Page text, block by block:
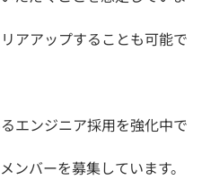
アアップすることも可能で
エンジニア採用を強化中で
ンバーを募集しています。